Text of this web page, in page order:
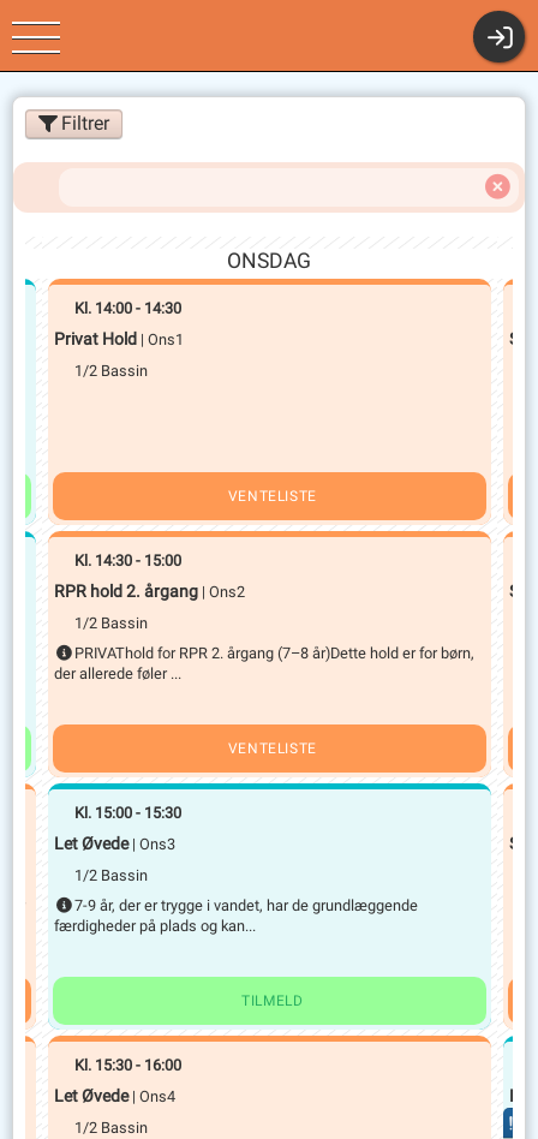
Klubmodul.dk - Nem
Filtrer
ONSDAG
Privat Hold | Ons1
Kl. 14:00 - 14:30
1/2 Bassin
VENTELISTE
RPR hold 2. årgang | Ons2
Kl. 14:30 - 15:00
1/2 Bassin
PRIVAThold for RPR 2. årgang (7–8 år)Dette hold er for børn,
der allerede føler ...
VENTELISTE
Let Øvede | Ons3
Kl. 15:00 - 15:30
1/2 Bassin
7-9 år, der er trygge i vandet, har de grundlæggende
færdigheder på plads og kan...
TILMELD
Let Øvede | Ons4
Kl. 15:30 - 16:00
1/2 Bassin